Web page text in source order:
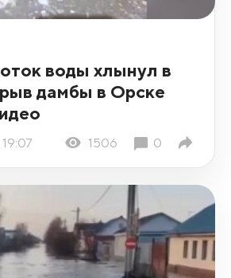
воды хлынул в
дамбы в Орске
1506 0